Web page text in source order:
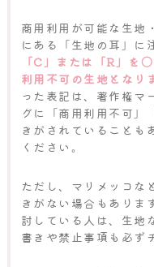
商用利用が可能な生地
にある「生地の耳」に
「C」または「R」を
利用不可の生地となり
った表記は、著作権マ
グに「商用利用不可」
きがされていることも
ください。
ただし、マリメッコな
きがない場合もありま
討している人は、生地
書きや禁止事項も必ず